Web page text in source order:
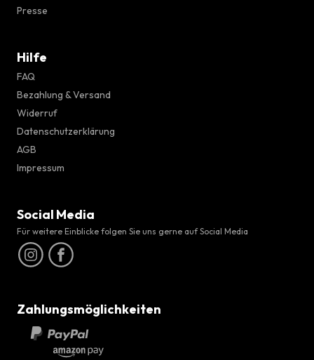
Presse
Hilfe
FAQ
Bezahlung & Versand
Widerruf
Datenschutzerklärung
AGB
Impressum
Social Media
Für weitere Einblicke folgen Sie uns gerne auf Social Media
Zahlungsmöglichkeiten